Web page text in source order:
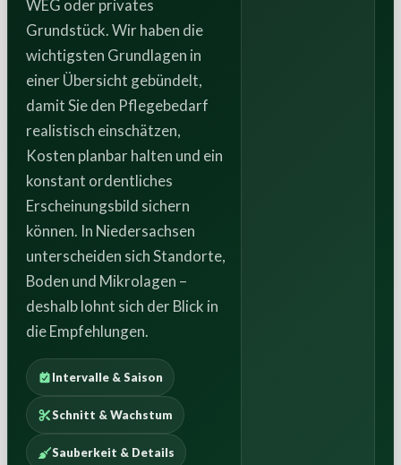
WEG oder privates
Grundstück. Wir haben die
wichtigsten Grundlagen in
einer Übersicht gebündelt,
damit Sie den Pflegebedarf
realistisch einschätzen,
Kosten planbar halten und ein
konstant ordentliches
Erscheinungsbild sichern
können. In Niedersachsen
unterscheiden sich Standorte,
Boden und Mikrolagen –
deshalb lohnt sich der Blick in
die Empfehlungen.
Intervalle & Saison
Schnitt & Wachstum
Sauberkeit & Details